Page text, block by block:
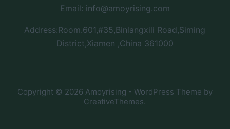
Email: info@amoyrising.com
Address:Room.601,#35,Binlangxili Road,Siming
District,Xiamen ,China 361000
Copyright © 2026 Amoyrising - WordPress Theme by
CreativeThemes.